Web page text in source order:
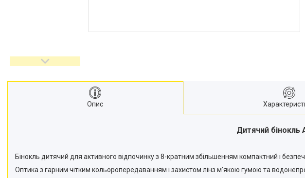
Стедіками, стабілізатори
Моноподи
Лінзи-об'єктиви для
адаптери
Опис
Дитячий бінокль
Бінокль дитячий для активного відпочинку з 8-кратним збільшенням компактний і
Оптика з гарним чітким кольоропередаванням і захистом лінз м'якою гумою та